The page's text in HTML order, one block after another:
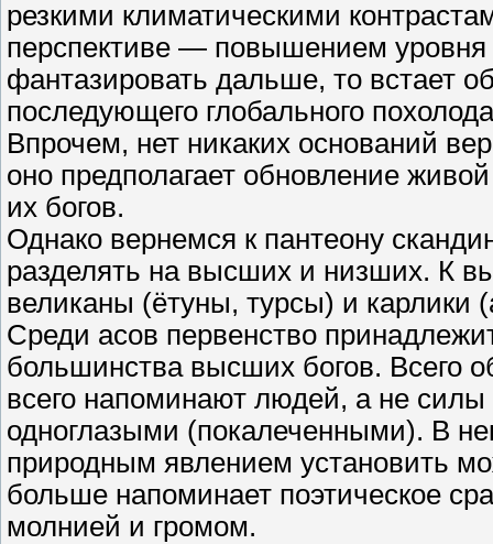
резкими климатическими
перспективе — повышением
фантазировать дальше, то встает
последующего глобального
Впрочем, нет никаких оснований
оно предполагает обновление
их богов.
Однако вернемся к пантеону
разделять на высших и низших. К
великаны (ётуны, турсы) и
Среди асов первенство
большинства высших богов. Всего
всего напоминают людей, а не
одноглазыми (покалеченными). В
природным явлением установить
больше напоминает поэтическое
молнией и громом.